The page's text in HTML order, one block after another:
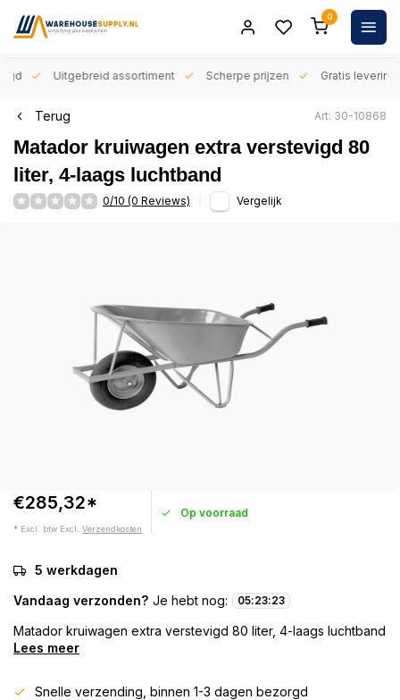
0
Uitgebreid assortiment Scherpe prijzen Gratis levering
Terug Art: 30-10868
Matador kruiwagen extra verstevigd 80
liter, 4-laags luchtband
0/10 (0 Reviews) Vergelijk
€285,32*
* Excl. btw Excl. Verzendkosten
Op voorraad
5 werkdagen
Vandaag verzonden? Je hebt nog: 05:23:23
Matador kruiwagen extra verstevigd 80 liter, 4-laags luchtband
Lees meer
Snelle verzending, binnen 1-3 dagen bezorgd